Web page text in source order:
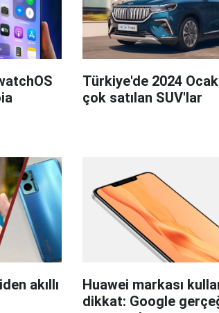
Türkiye'de 2024 Ocak
çok satılan SUV'lar
akıllı
Huawei markası
dikkat: Google